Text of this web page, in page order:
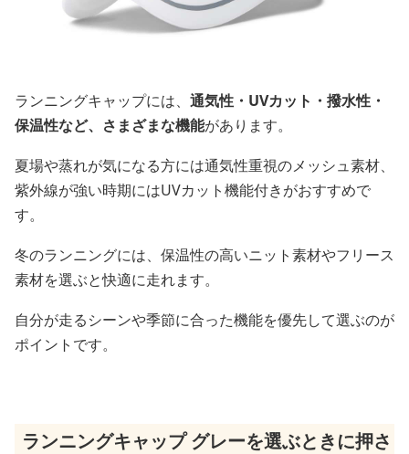
ランニングキャップには、 通気性・UVカット・撥水性・
保温性など、さまざまな機能があります。
夏場や蒸れが気になる方には通気性重視のメッシュ素材、
紫外線が強い時期にはUVカット機能付きがおすすめで
す。
冬のランニングには、保温性の高いニット素材やフリース
素材を選ぶと快適に走れます。
自分が走るシーンや季節に合った機能を優先して選ぶのが
ポイントです。
ランニングキャップ グレーを選ぶときに押さ